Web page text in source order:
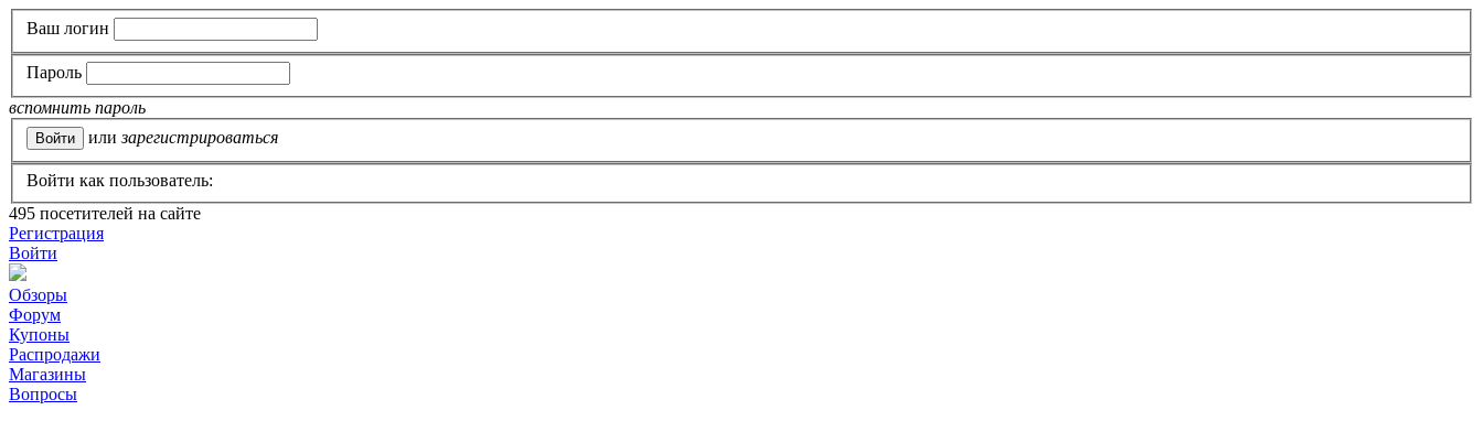
Ваш логин
Пароль
вспомнить пароль
или зарегистрироваться
Войти как пользователь:
495 посетителей на сайте
Регистрация
Войти
Обзоры
Форум
Купоны
Распродажи
Магазины
Вопросы